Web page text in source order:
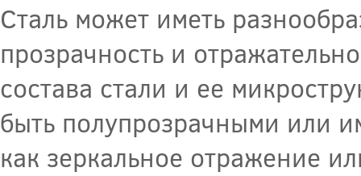
Сталь может иметь
прозрачность и
состава стали и ее
быть полупрозрачными или
как зеркальное отражение